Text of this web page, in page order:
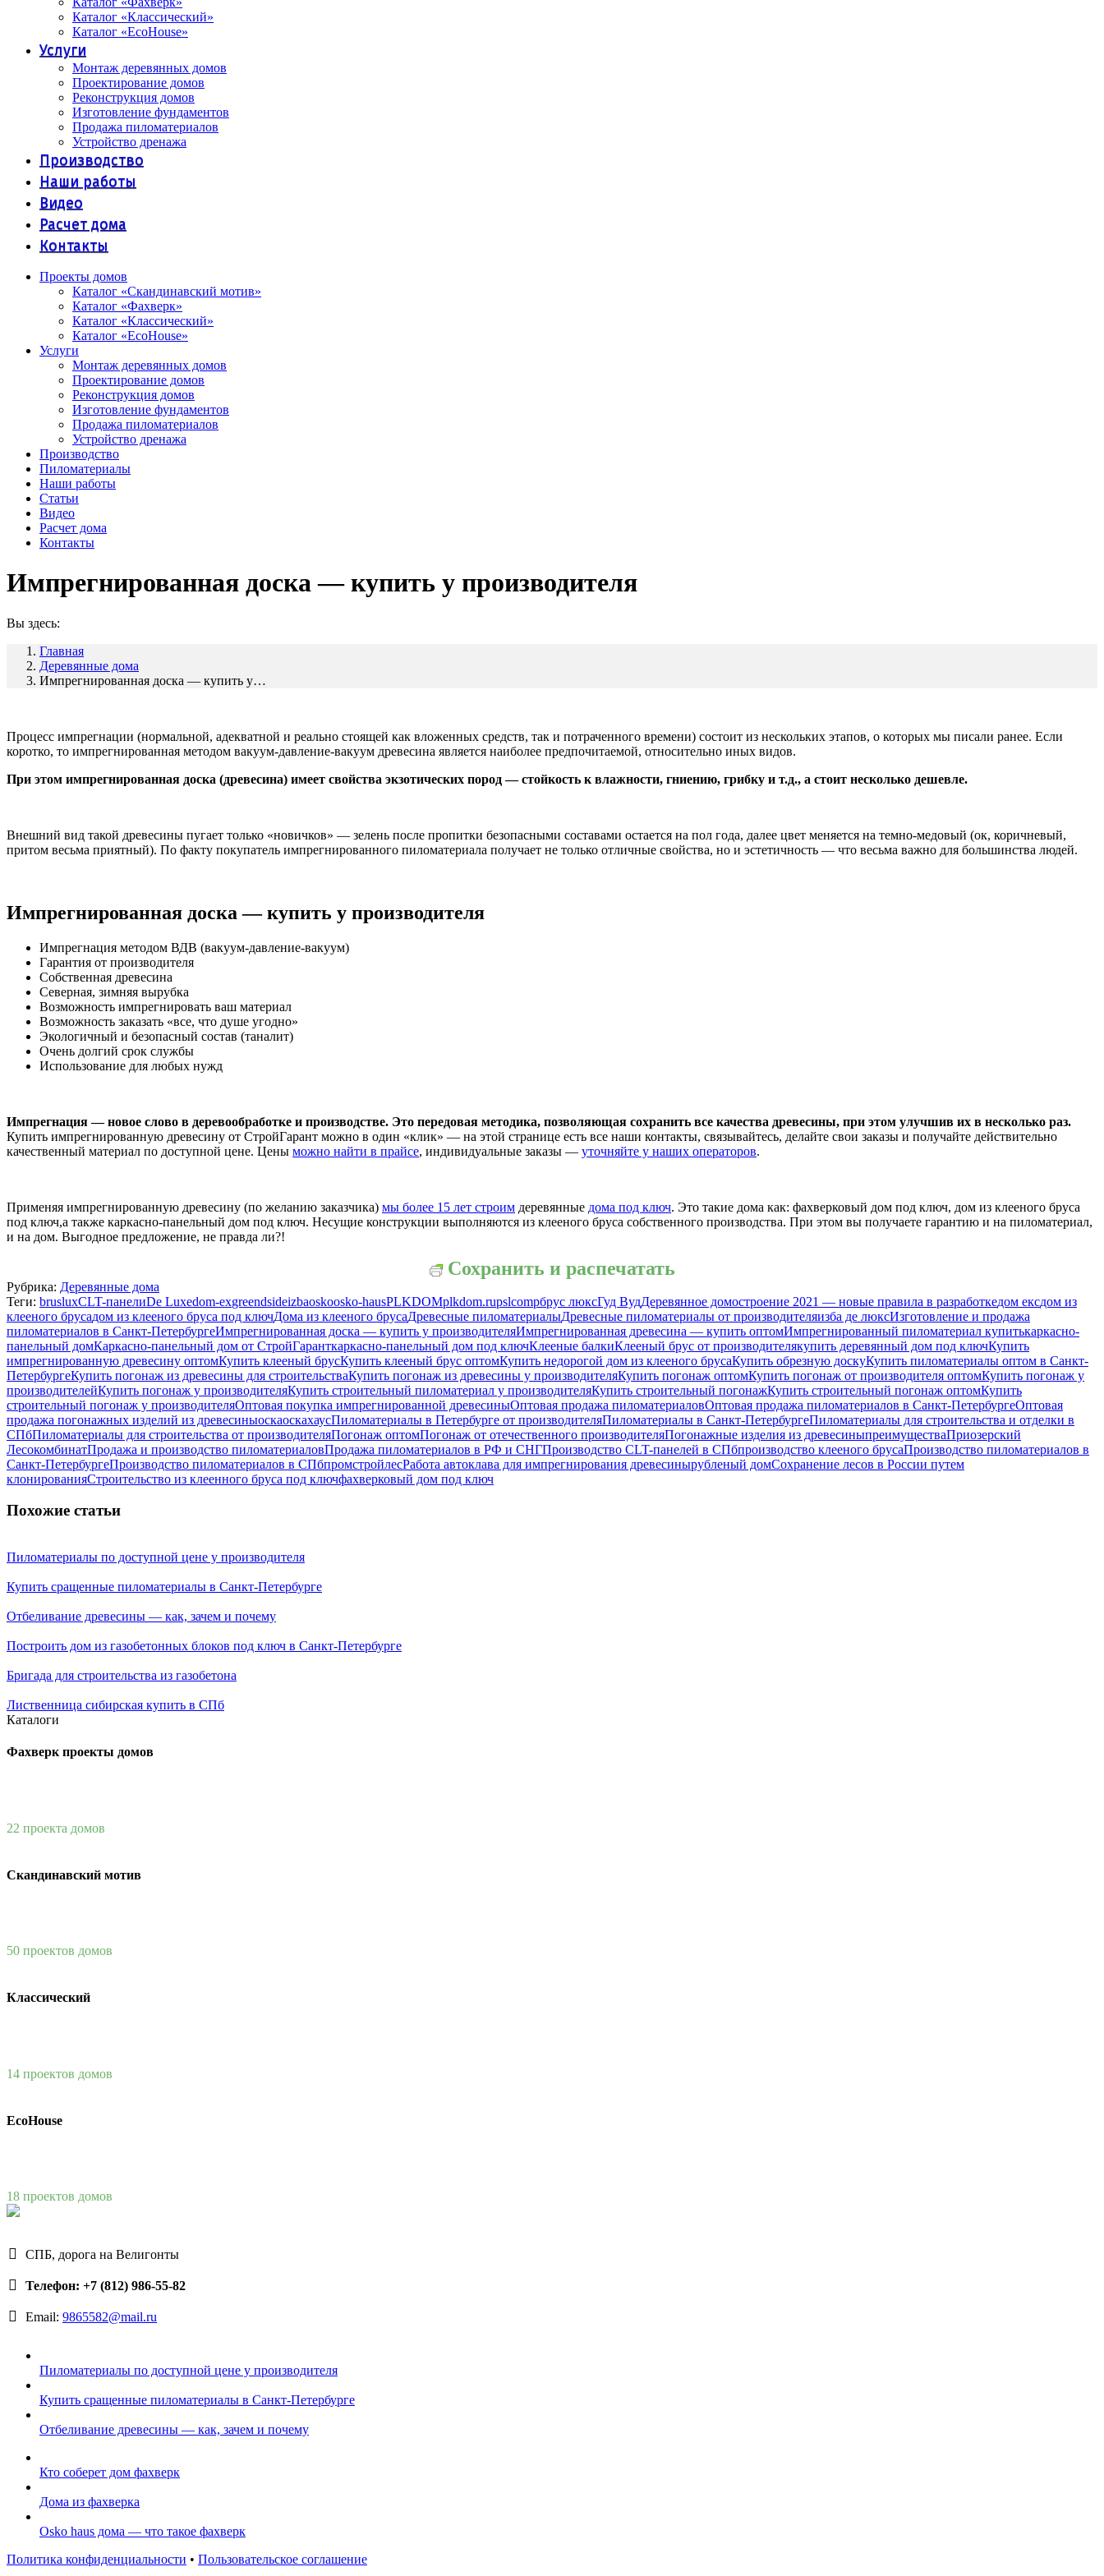
Каталог «Классический»
Каталог «EcoHouse»
Услуги
Монтаж деревянных домов
Проектирование домов
Реконструкция домов
Изготовление фундаментов
Продажа пиломатериалов
Устройство дренажа
Производство
Наши работы
Видео
Расчет дома
Контакты
Проекты домов
Каталог «Скандинавский мотив»
Каталог «Фахверк»
Каталог «Классический»
Каталог «EcoHouse»
Услуги
Монтаж деревянных домов
Проектирование домов
Реконструкция домов
Изготовление фундаментов
Продажа пиломатериалов
Устройство дренажа
Производство
Пиломатериалы
Наши работы
Статьи
Видео
Расчет дома
Контакты
Импрегнированная доска — купить у производителя
Вы здесь:
Главная
Деревянные дома
Импрегнированная доска — купить у…
Процесс импрегнации (нормальной, адекватной и реально стоящей как вложенных средств, так и потраченного времени) состоит из нескольких этапов, о которых мы писали ранее. Если
коротко, то импрегнированная методом вакуум-давление-вакуум древесина является наиболее предпочитаемой, относительно иных видов.
При этом импрегнированная доска (древесина) имеет свойства экзотических пород — стойкость к влажности, гниению, грибку и т.д., а стоит несколько дешевле.
Внешний вид такой древесины пугает только «новичков» — зелень после пропитки безопасными составами остается на пол года, далее цвет меняется на темно-медовый (ок, коричневый,
притом весьма приятный). По факту покупатель импрегнированного пиломатериала получает не только отличные свойства, но и эстетичность — что весьма важно для большинства людей.
Импрегнированная доска — купить у производителя
Импрегнация методом ВДВ (вакуум-давление-вакуум)
Гарантия от производителя
Собственная древесина
Северная, зимняя вырубка
Возможность импрегнировать ваш материал
Возможность заказать «все, что душе угодно»
Экологичный и безопасный состав (таналит)
Очень долгий срок службы
Использование для любых нужд
Импрегнация — новое слово в деревообработке и производстве. Это передовая методика, позволяющая сохранить все качества древесины, при этом улучшив их в несколько раз.
Купить импрегнированную древесину от СтройГарант можно в один «клик» — на этой странице есть все наши контакты, связывайтесь, делайте свои заказы и получайте действительно
качественный материал по доступной цене. Цены можно найти в прайсе, индивидуальные заказы — уточняйте у наших операторов.
Применяя импрегнированную древесину (по желанию заказчика) мы более 15 лет строим деревянные дома под ключ. Это такие дома как: фахверковый дом под ключ, дом из клееного бруса
под ключ,а также каркасно-панельный дом под ключ. Несущие конструкции выполняются из клееного бруса собственного производства. При этом вы получаете гарантию и на пиломатериал,
и на дом. Выгодное предложение, не правда ли?!
Сохранить и распечатать
Рубрика: Деревянные дома
Теги: brusluxCLT-панелиDe Luxedom-exgreendsideizbaoskoosko-hausPLKDOMplkdom.rupslcompбрус люксГуд ВудДеревянное домостроение 2021 — новые правила в разработкедом ексдом из
клееного брусадом из клееного бруса под ключДома из клееного брусаДревесные пиломатериалыДревесные пиломатериалы от производителяизба де люксИзготовление и продажа
пиломатериалов в Санкт-ПетербургеИмпрегнированная доска — купить у производителяИмпрегнированная древесина — купить оптомИмпрегнированный пиломатериал купитькаркасно-
панельный домКаркасно-панельный дом от СтройГаранткаркасно-панельный дом под ключКлееные балкиКлееный брус от производителякупить деревянный дом под ключКупить
импрегнированную древесину оптомКупить клееный брусКупить клееный брус оптомКупить недорогой дом из клееного брусаКупить обрезную доскуКупить пиломатериалы оптом в Санкт-
ПетербургеКупить погонаж из древесины для строительстваКупить погонаж из древесины у производителяКупить погонаж оптомКупить погонаж от производителя оптомКупить погонаж у
производителейКупить погонаж у производителяКупить строительный пиломатериал у производителяКупить строительный погонажКупить строительный погонаж оптомКупить
строительный погонаж у производителяОптовая покупка импрегнированной древесиныОптовая продажа пиломатериаловОптовая продажа пиломатериалов в Санкт-ПетербургеОптовая
продажа погонажных изделий из древесиныоскаоскахаусПиломатериалы в Петербурге от производителяПиломатериалы в Санкт-ПетербургеПиломатериалы для строительства и отделки в
СПбПиломатериалы для строительства от производителяПогонаж оптомПогонаж от отечественного производителяПогонажные изделия из древесиныпреимуществаПриозерский
ЛесокомбинатПродажа и производство пиломатериаловПродажа пиломатериалов в РФ и СНГПроизводство CLT-панелей в СПбпроизводство клееного брусаПроизводство пиломатериалов в
Санкт-ПетербургеПроизводство пиломатериалов в СПбпромстройлесРабота автоклава для импрегнирования древесинырубленый домСохранение лесов в России путем
клонированияСтроительство из клеенного бруса под ключфахверковый дом под ключ
Похожие статьи
Пиломатериалы по доступной цене у производителя
Купить сращенные пиломатериалы в Санкт-Петербурге
Отбеливание древесины — как, зачем и почему
Построить дом из газобетонных блоков под ключ в Санкт-Петербурге
Бригада для строительства из газобетона
Лиственница сибирская купить в СПб
Каталоги
Фахверк проекты домов
22 проекта домов
Скандинавский мотив
50 проектов домов
Классический
14 проектов домов
EcoHouse
18 проектов домов
СПБ, дорога на Велигонты
Телефон: +7 (812) 986-55-82
Email: 9865582@mail.ru
Пиломатериалы по доступной цене у производителя
Купить сращенные пиломатериалы в Санкт-Петербурге
Отбеливание древесины — как, зачем и почему
Кто соберет дом фахверк
Дома из фахверка
Osko haus дома — что такое фахверк
Политика конфиденциальности • Пользовательское соглашение